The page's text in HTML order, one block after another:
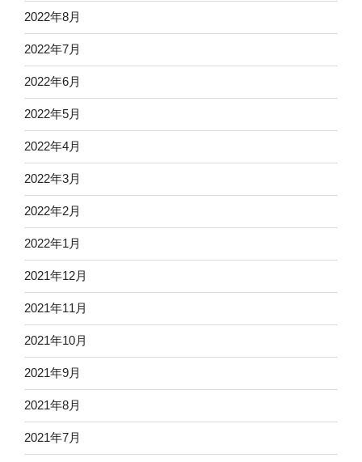
2022年8月
2022年7月
2022年6月
2022年5月
2022年4月
2022年3月
2022年2月
2022年1月
2021年12月
2021年11月
2021年10月
2021年9月
2021年8月
2021年7月